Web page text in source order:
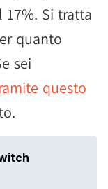
Si tratta
quanto
sei
questo